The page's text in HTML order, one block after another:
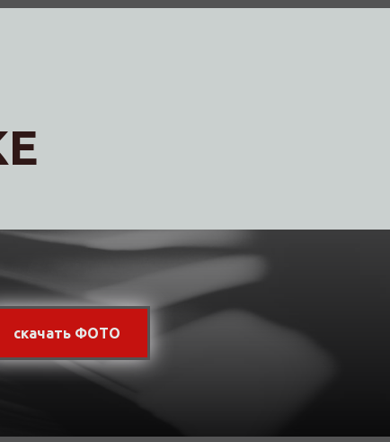
скачать ФОТО